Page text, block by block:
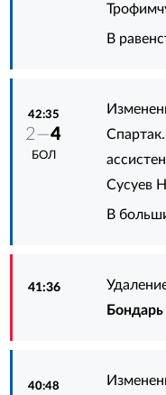
В
42:35
2—4
БОЛ
Сусуев
В
41:36
40:48